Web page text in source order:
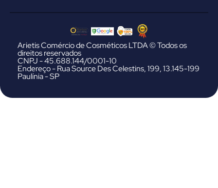
Arietis Comércio de Cosméticos LTDA © Todos os
direitos reservados
CNPJ - 45.688.144/0001-10
Endereço - Rua Source Des Celestins, 199, 13.145-199
Paulínia - SP